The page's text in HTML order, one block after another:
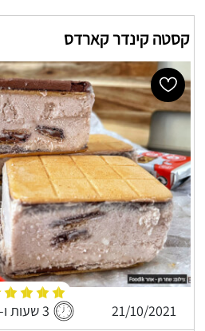
קסטה קינדר קארדס
21/10/2021 3 שעות ו-15 דקות